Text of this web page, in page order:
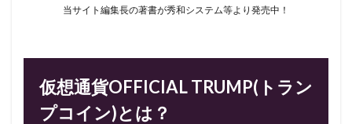
当サイト編集長の著書が秀和システム等より発売中！
仮想通貨OFFICIAL TRUMP(トラン
プコイン)とは？